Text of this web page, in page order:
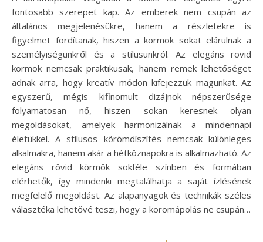
fontosabb szerepet kap. Az emberek nem csupán az
általános megjelenésükre, hanem a részletekre is
figyelmet fordítanak, hiszen a körmök sokat elárulnak a
személyiségünkről és a stílusunkról. Az elegáns rövid
körmök nemcsak praktikusak, hanem remek lehetőséget
adnak arra, hogy kreatív módon kifejezzük magunkat. Az
egyszerű, mégis kifinomult dizájnok népszerűsége
folyamatosan nő, hiszen sokan keresnek olyan
megoldásokat, amelyek harmonizálnak a mindennapi
életükkel. A stílusos körömdíszítés nemcsak különleges
alkalmakra, hanem akár a hétköznapokra is alkalmazható. Az
elegáns rövid körmök sokféle színben és formában
elérhetők, így mindenki megtalálhatja a saját ízlésének
megfelelő megoldást. Az alapanyagok és technikák széles
választéka lehetővé teszi, hogy a körömápolás ne csupán…